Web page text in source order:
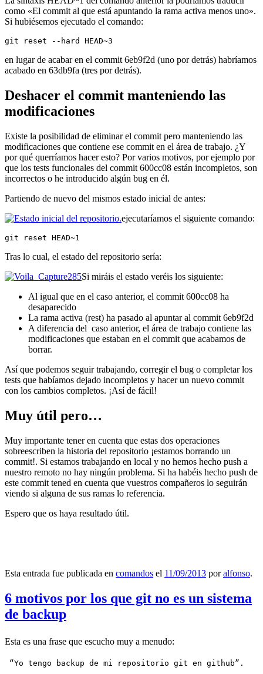
como «El commit al que está apuntando la rama activa menos uno».
Si hubiésemos ejecutado el comando:
git reset --hard HEAD~3
en lugar de acabar en el commit 6eb9f2d (uno por detrás) habríamos
acabado en 63db9fa (tres por detrás).
Deshacer el commit manteniendo las
modificaciones
Existe la posibilidad de eliminar el commit pero manteniendo las
modificaciones que contiene ese commit en el área de trabajo. ¿Y
por qué querríamos hacer esto? Por varios motivos, por ejemplo por
que los tests funcionales del commit 600cc08 están incompletos, son
incorrectos o he introducido algún bug en él.
Partiendo de nuevo del mismos estado inicial de antes:
ejecutaríamos el siguiente comando:
git reset HEAD~1
Tras lo cual, el estado del repositorio sería:
Si miráis el estado veréis los siguiente:
Al igual que en el caso anterior, el commit 600cc08 ha
desaparecido
La rama activa (rest) ha pasado al apuntar al commit 6eb9f2d
A diferencia del caso anterior, el área de trabajo contiene las
modificaciones que estaban en el commit que acabamos de
borrar.
Así que podemos seguir trabajando, corregir el bug o completar los
tests que habíamos dejado incompletos y hacer un nuevo commit
con los cambios completos. ¡Así de fácil!
Muy útil pero…
Muy importante tener en cuenta que estas dos operaciones
sobreescriben la historia del repositorio ¡estamos borrando un
commit!. Si estamos trabajando en local y no hemos hecho push a
nuestro remoto no hay ningún problema. Si ha habéis hecho push de
este commit tened en cuenta que vuestros compañeros lo seguirán
viendo si alguna de sus ramas lo referencia.
Espero que os haya resultado útil.
Esta entrada fue publicada en comandos el 11/09/2013 poralfonso.
6 motivos por los que git no es un sistema
de backup
Esta es una frase que escucho muy a menudo:
“Yo tengo backup de mi repositorio git en github”.